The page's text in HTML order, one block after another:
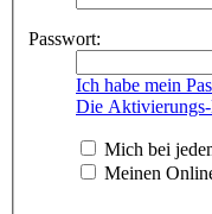
Passwort:
Ich habe mein
Die Aktivierungs-
Mich bei
Meinen